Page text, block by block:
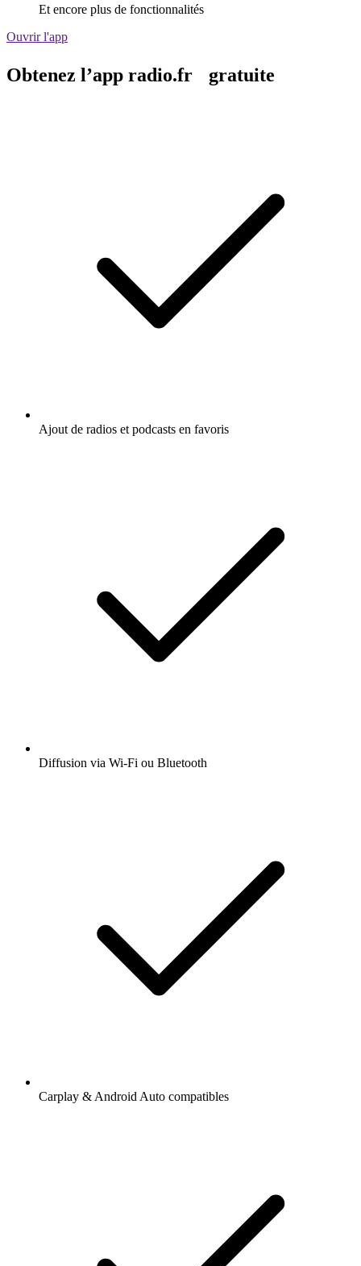
Et encore plus de fonctionnalités
Ouvrir l'app
Obtenez l’app radio.fr gratuite
Ajout de radios et podcasts en favoris
Diffusion via Wi-Fi ou Bluetooth
Carplay & Android Auto compatibles